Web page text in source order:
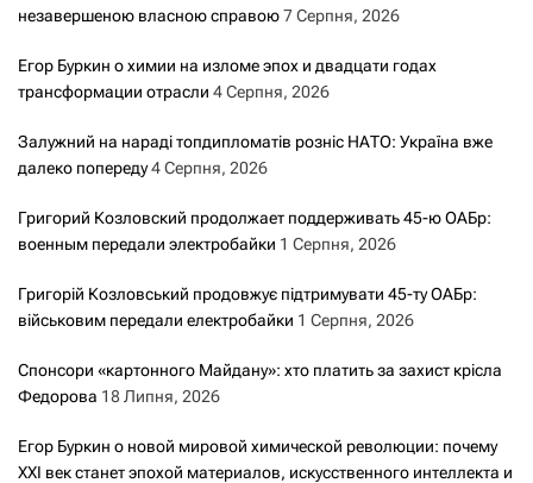
незавершеною власною справою7 Серпня, 2026
Егор Буркин о химии на изломе эпох и двадцати годах
трансформации отрасли 4 Серпня, 2026
Залужний на нараді топдипломатів розніс НАТО: Україна вже
далеко попереду4 Серпня, 2026
Григорий Козловский продолжает поддерживать 45-ю ОАБр:
военным передали электробайки 1 Серпня, 2026
Григорій Козловський продовжує підтримувати 45-ту ОАБр:
військовим передали електробайки 1 Серпня, 2026
Спонсори «картонного Майдану»: хто платить за захист крісла
Федорова 18 Липня, 2026
Егор Буркин о новой мировой химической революции: почему
XXI век станет эпохой материалов, искусственного интеллекта и